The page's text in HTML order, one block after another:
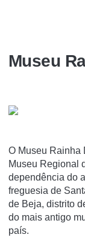
Museu
O Museu Rainha
Museu Regional
dependência do
freguesia de
de Beja, distrito
do mais antigo
paí­s.